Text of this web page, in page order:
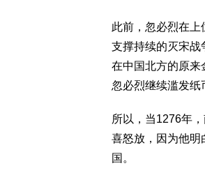
此前，忽必烈在
支撑持续的灭宋战
在中国北方的原来
忽必烈继续滥发纸
所以，当1276年
喜怒放，因为他明
国。